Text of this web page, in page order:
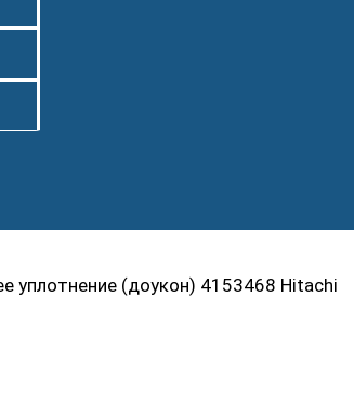
уплотнение (доукон) 4153468 Hitachi